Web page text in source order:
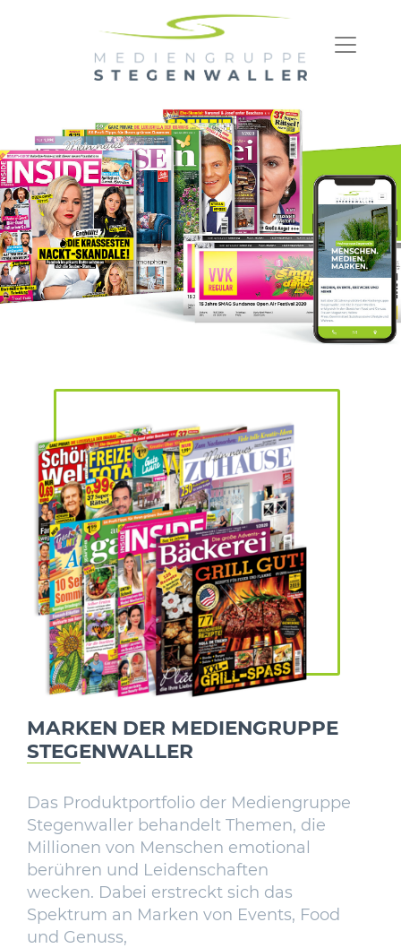
MARKEN DER MEDIENGRUPPE
STEGENWALLER
Das Produktportfolio der Mediengruppe
Stegenwaller behandelt Themen, die
Millionen von Menschen emotional
berühren und Leidenschaften
wecken. Dabei erstreckt sich das
Spektrum an Marken von Events, Food
und Genuss,